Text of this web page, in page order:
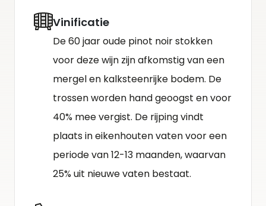
Vinificatie
De 60 jaar oude pinot noir stokken
voor deze wijn zijn afkomstig van een
mergel en kalksteenrijke bodem. De
trossen worden hand geoogst en voor
40% mee vergist. De rijping vindt
plaats in eikenhouten vaten voor een
periode van 12-13 maanden, waarvan
25% uit nieuwe vaten bestaat.